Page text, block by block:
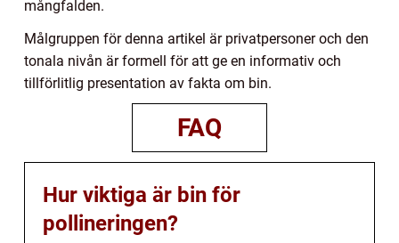
mångfalden.
Målgruppen för denna artikel är privatpersoner och den
tonala nivån är formell för att ge en informativ och
tillförlitlig presentation av fakta om bin.
FAQ
Hur viktiga är bin för
pollineringen?